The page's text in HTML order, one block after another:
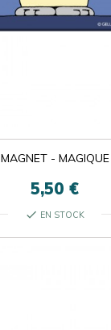
MAGNET - MAGIQUE
5,50 €
check EN STOCK